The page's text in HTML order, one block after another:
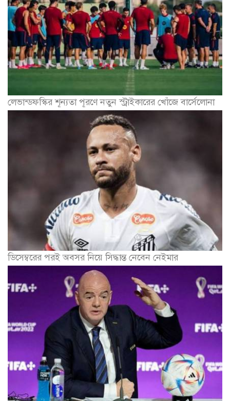
লেভান্ডফস্কির শূন্যতা পূরণে নতুন স্ট্রাইকারের খোঁজে বার্সেলোনা
ডিসেম্বরের পরই অবসর নিয়ে সিদ্ধান্ত নেবেন নেইমার